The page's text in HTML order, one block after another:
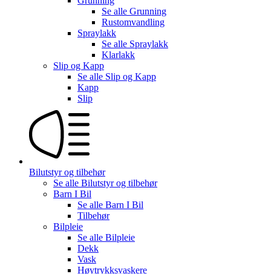
Se alle Grunning
Rustomvandling
Spraylakk
Se alle Spraylakk
Klarlakk
Slip og Kapp
Se alle Slip og Kapp
Kapp
Slip
Bilutstyr og tilbehør
Se alle Bilutstyr og tilbehør
Barn I Bil
Se alle Barn I Bil
Tilbehør
Bilpleie
Se alle Bilpleie
Dekk
Vask
Høytrykksvaskere